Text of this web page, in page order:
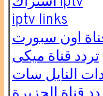
iptv links
اون سبورت
تردد قناة ميكى
النايل سات